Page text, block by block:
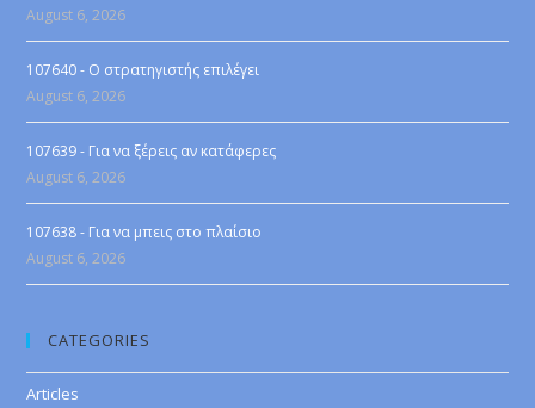
August 6, 2026
107640 - Ο στρατηγιστής επιλέγει
August 6, 2026
107639 - Για να ξέρεις αν κατάφερες
August 6, 2026
107638 - Για να μπεις στο πλαίσιο
August 6, 2026
CATEGORIES
Articles